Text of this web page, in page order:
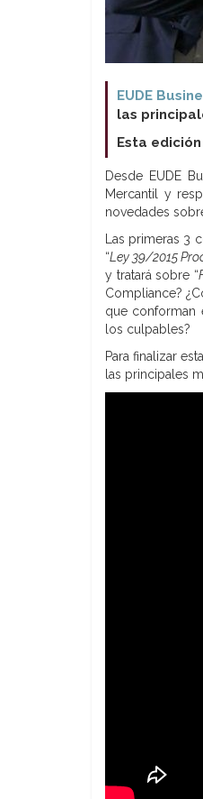
EUDE
las
Esta
Desde EUDE
Mercantil y
novedades
Las primeras 3
“Ley 39/2015
y tratará sobre “
Compliance?
que conforman
los culpables?
Para finalizar
las principales